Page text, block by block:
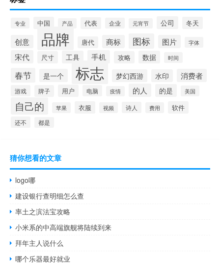
专业 中国 产品 代表 企业 元宵节 公司 冬天
创意 品牌 唐代 商标 图标 图片 字体
宋代 尺寸 工具 手机 攻略 数据 时间
春节 是一个 标志 梦幻西游 水印 消费者
游戏 牌子 用户 电脑 疫情 的人 的是 美国
自己的 苹果 衣服 视频 诗人 费用 软件
还不 都是
猜你想看的文章
logo哪
建设银行查明细怎么查
率土之滨法宝攻略
小米系的中高端旗舰将陆续到来
拜年主人说什么
哪个乐器最好就业